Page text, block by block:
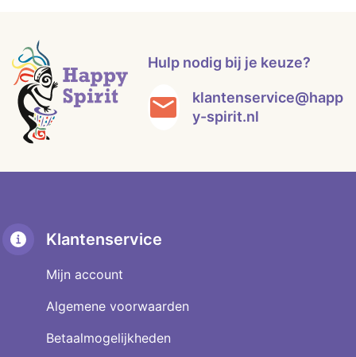
Hulp nodig bij je keuze?
klantenservice@happ
y-spirit.nl
Klantenservice
Mijn account
Algemene voorwaarden
Betaalmogelijkheden